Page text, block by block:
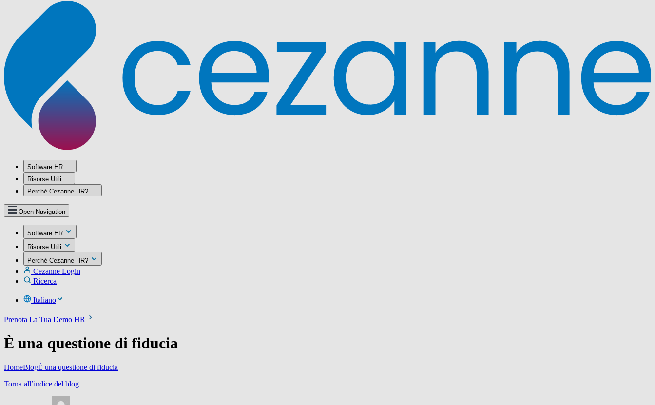
Software HR
Risorse Utili
Perchè Cezanne HR?
Open Navigation
Software HR
Risorse Utili
Perchè Cezanne HR?
Cezanne Login
Ricerca
Italiano
Prenota La Tua Demo HR
È una questione di fiducia
HomeBlogÈ una questione di fiducia
Torna all’indice del blog